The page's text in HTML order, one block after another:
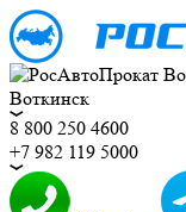
Воткинск
8 800 250 4600
+7 982 119 5000